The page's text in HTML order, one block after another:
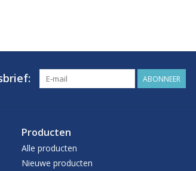
ABONNEER
Producten
Alle producten
Nieuwe producten